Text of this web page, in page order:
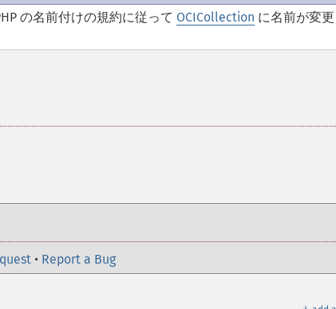
の名前付けの規約に従って OCICollection に名前が変
• Report a Bug